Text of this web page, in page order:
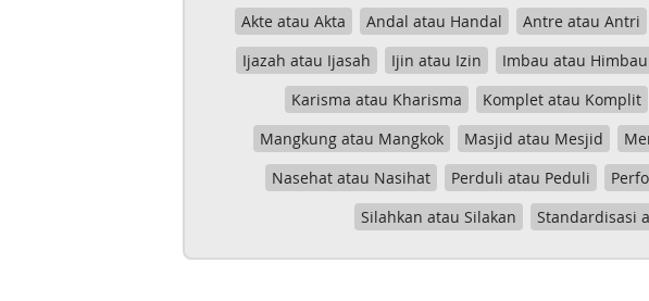
Akte atau Akta Andal atau Handal Antre atau Antri
Ijazah atau Ijasah
Ijin atau Izin Imbau atau Himbau
Karisma atau Kharisma
Komplet atau Komplit
Mangkung atau Mangkok
Masjid atau Mesjid
Nasehat atau Nasihat
Perduli atau Peduli
Silahkan atau Silakan
Standardisasi